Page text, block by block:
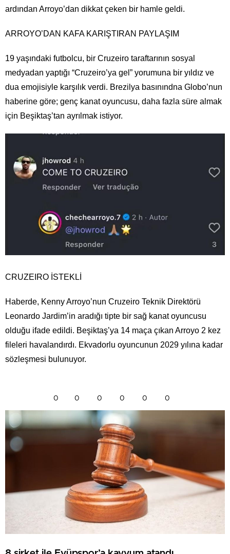
ardından Arroyo’dan dikkat çeken bir hamle geldi.
ARROYO’DAN KAFA KARIŞTIRAN PAYLAŞIM
19 yaşındaki futbolcu, bir Cruzeiro taraftarının sosyal
medyadan yaptığı “Cruzeiro’ya gel” yorumuna bir yıldız ve
dua emojisiyle karşılık verdi. Brezilya basınındna Globo’nun
haberine göre; genç kanat oyuncusu, daha fazla süre almak
için Beşiktaş’tan ayrılmak istiyor.
CRUZEIRO İSTEKLİ
Haberde, Kenny Arroyo’nun Cruzeiro Teknik Direktörü
Leonardo Jardim’in aradığı tipte bir sağ kanat oyuncusu
olduğu ifade edildi. Beşiktaş’ya 14 maça çıkan Arroyo 2 kez
fileleri havalandırdı. Ekvadorlu oyuncunun 2029 yılına kadar
sözleşmesi bulunuyor.
0 0 0 0 0 0